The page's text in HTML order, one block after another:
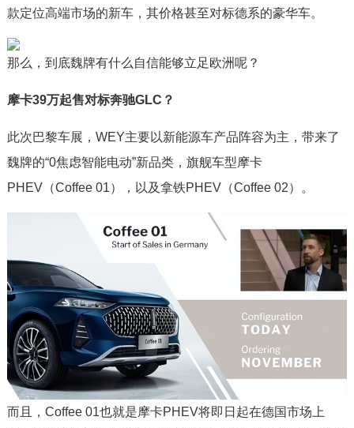
款定位高端市场的新车，其价格甚至对标德系的豪华车。
那么，到底魏牌有什么自信能够立足欧洲呢？
摩卡39万起售对标奔驰GLC？
此次巴黎车展，WEY主要以新能源车产品阵容为主，带来了
魏牌的“0焦虑智能电动”新品类，旗舰车型摩卡
PHEV（Coffee 01），以及拿铁PHEV（Coffee 02）。
而且，Coffee 01也就是摩卡PHEV将即日起在德国市场上